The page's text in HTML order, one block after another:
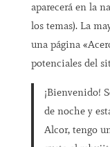
aparecerá en la
los temas). La
una página
potenciales del
¡Bienvenido!
de noche y
Alcor, tengo